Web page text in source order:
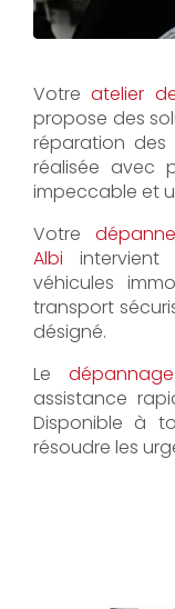
Votreatelier
propose des
réparation des
réalisée avec
impeccable et
Votre
Albi intervient
véhicules
transport
désigné.
Le
assistance
Disponible à
résoudre les